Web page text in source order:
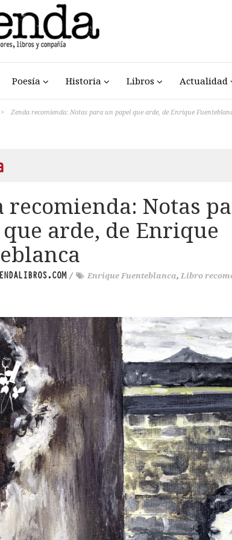
Poesía Historia Libros Actualidad
> Zenda recomienda: Notas para un papel que arde, de Enrique
recomienda: Notas
arde, de Enrique
/ Enrique Fuenteblanca, Libro